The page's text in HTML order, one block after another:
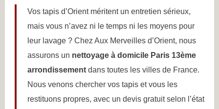
Vos tapis d’Orient méritent un entretien sérieux,
mais vous n’avez ni le temps ni les moyens pour
leur lavage ? Chez Aux Merveilles d’Orient, nous
assurons un nettoyage à domicile Paris 13ème
arrondissement dans toutes les villes de France.
Nous venons chercher vos tapis et vous les
restituons propres, avec un devis gratuit selon l’état